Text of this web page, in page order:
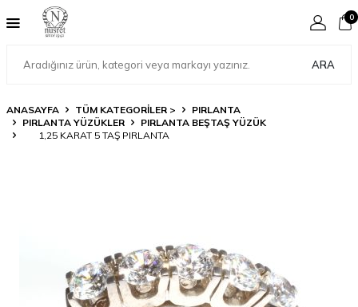
ARA
0
ANASAYFA TÜM KATEGORİLER >
PIRLANTA
PIRLANTA YÜZÜKLER
PIRLANTA BEŞTAŞ YÜZÜK
1,25 KARAT 5 TAŞ PIRLANTA